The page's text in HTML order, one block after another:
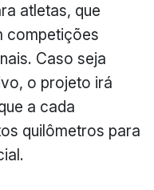
atletas, que
competições
Caso seja
o projeto irá
a cada
quilômetros para